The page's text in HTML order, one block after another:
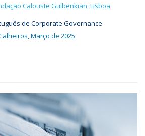
Calouste Gulbenkian, Lisboa
de Corporate Governance
Março de 2025